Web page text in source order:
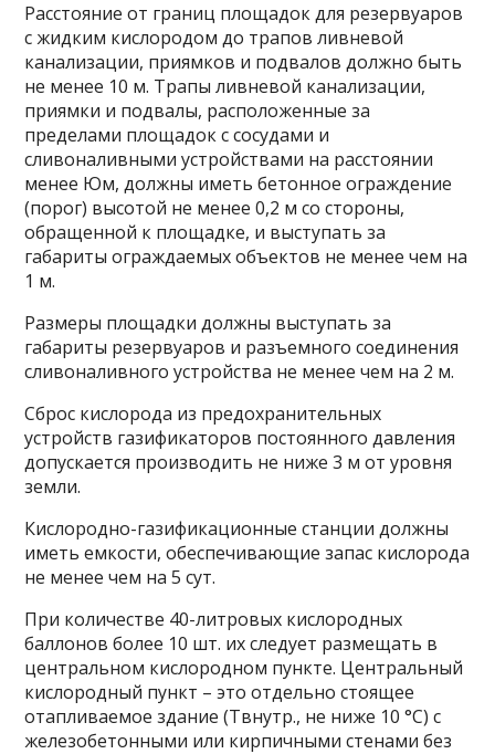
Расстояние от границ площадок для резервуаров
с жидким кислородом до трапов ливневой
канализации, приямков и подвалов должно быть
не менее 10 м. Трапы ливневой канализации,
приямки и подвалы, расположенные за
пределами площадок с сосудами и
сливоналивными устройствами на расстоянии
менее Юм, должны иметь бетонное ограждение
(порог) высотой не менее 0,2 м со стороны,
обращенной к площадке, и выступать за
габариты ограждаемых объектов не менее чем на
1 м.
Размеры площадки должны выступать за
габариты резервуаров и разъемного соединения
сливоналивного устройства не менее чем на 2 м.
Сброс кислорода из предохранительных
устройств газификаторов постоянного давления
допускается производить не ниже 3 м от уровня
земли.
Кислородно-газификационные станции должны
иметь емкости, обеспечивающие запас кислорода
не менее чем на 5 сут.
При количестве 40-литровых кислородных
баллонов более 10 шт. их следует размещать в
центральном кислородном пункте. Центральный
кислородный пункт – это отдельно стоящее
отапливаемое здание (Tвнутр., не ниже 10 °С) с
железобетонными или кирпичными стенами без